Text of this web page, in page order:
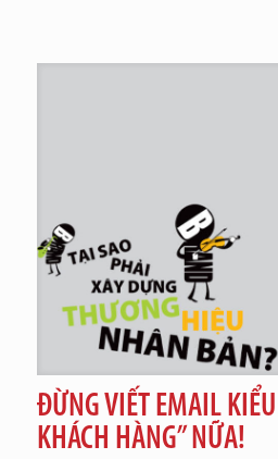
ĐỪNG VIẾT EMAIL
KHÁCH HÀNG” NỮA!